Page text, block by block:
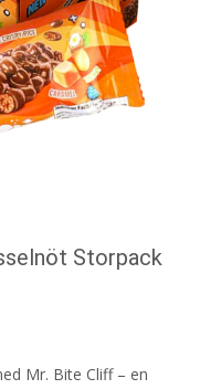
Storpack
Mr. Bite Cliff – en